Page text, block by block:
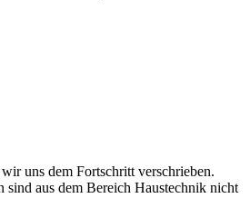
uns dem Fortschritt verschrieben.
sind aus dem Bereich Haustechnik nicht